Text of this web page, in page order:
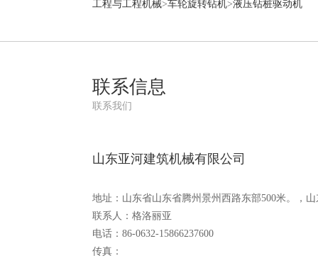
工程与工程机械>车轮旋转钻机>液压钻桩驱动机
联系信息
联系我们
山东亚河建筑机械有限公司
地址：山东省山东省腾州景州西路东部500米。，
联系人：格洛丽亚
电话：86-0632-15866237600
传真：